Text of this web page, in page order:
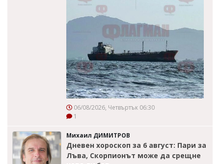
06/08/2026, Четвъртък 06:30
1
Михаил ДИМИТРОВ
Дневен хороскоп за 6 август: Пари за
Лъва, Скорпионът може да срещне